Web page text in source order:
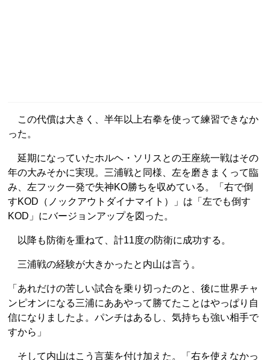
この代償は大きく、半年以上右拳を使って練習できなか
った。
延期になっていたホルヘ・ソリスとの王座統一戦はその
年の大みそかに実現。三浦戦と同様、左を磨きまくって臨
み、左フック一発で失神KO勝ちを収めている。「右で倒
すKOD（ノックアウトダイナマイト）」は「左でも倒す
KOD」にバージョンアップを図った。
以降も防衛を重ねて、計11度の防衛に成功する。
三浦戦の経験が大きかったと内山は言う。
「あれだけの苦しい試合を乗り切ったのと、後に世界チャ
ンピオンになる三浦にああやって勝てたことはやっぱり自
信になりましたよ。パンチはあるし、気持ちも強い相手で
すから」
そして内山はこう言葉を付け加えた。「右を使えなかっ